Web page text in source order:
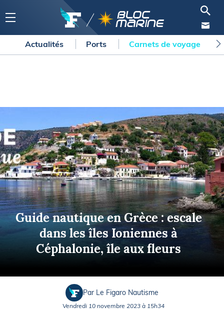
Actualités Ports Carnets de voyage
Guide nautique en Grèce : escale
dans les îles Ioniennes à
Céphalonie, île aux fleurs
Par Le Figaro Nautisme
Vendredi 10 novembre 2023 à 15h34